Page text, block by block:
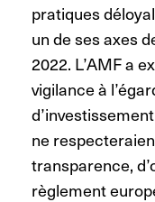
pratiques
un de ses axes
2022. L’AMF a
vigilance à
ne
transparence,
règlement